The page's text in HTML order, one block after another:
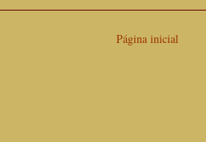
Página inicial